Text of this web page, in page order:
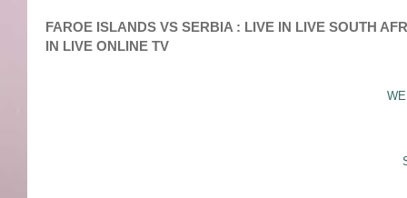
FAROE ISLANDS VS SERBIA : LIVE IN LIVE SOUTH
IN LIVE ONLINE TV